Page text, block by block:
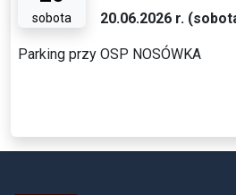
sobota 20.06.2026 r.
Parking przy OSP NOSÓWKA